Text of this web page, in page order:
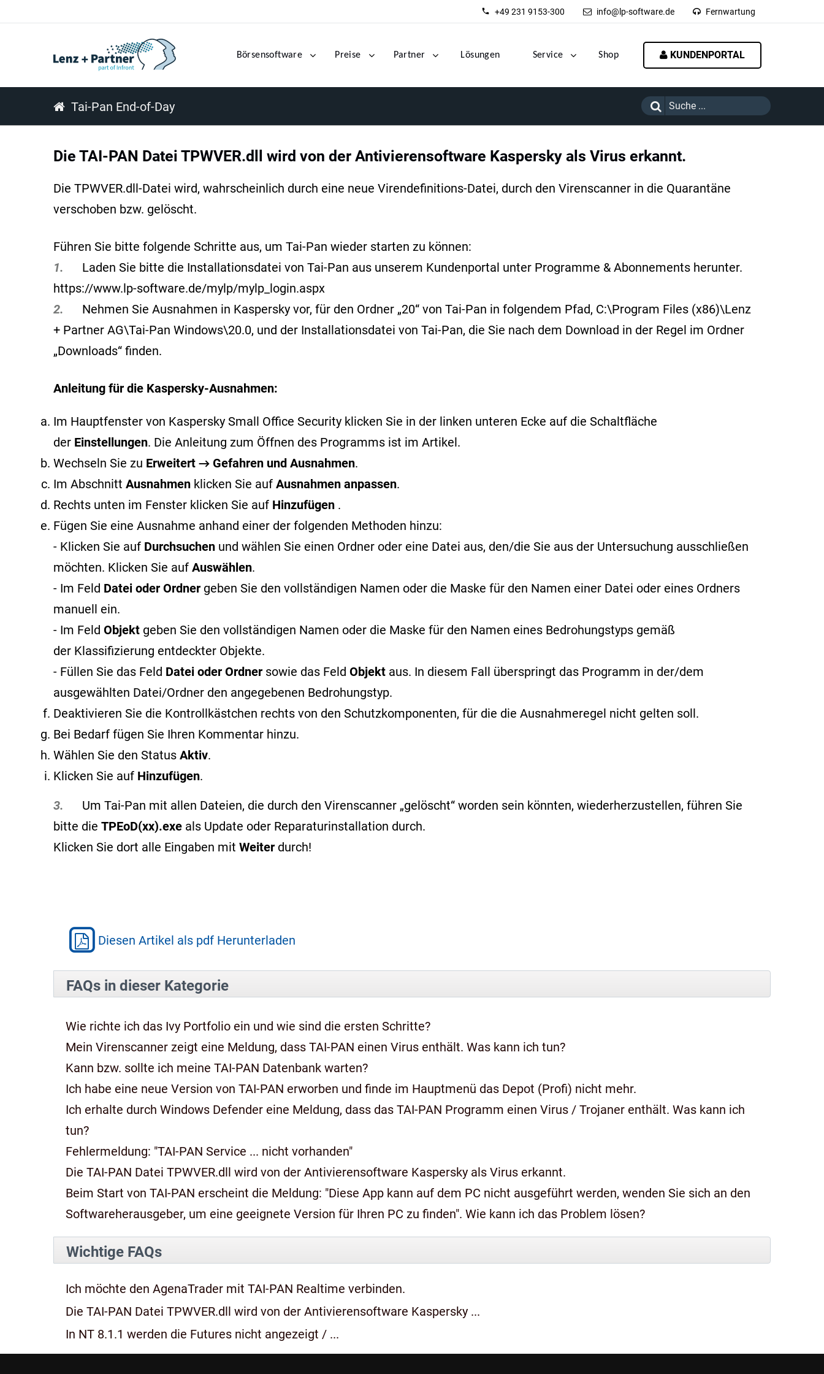
+49 231 9153-300 info@lp-software.de Fernwartung
Börsensoftware Preise Partner Lösungen Service Shop KUNDENPORTAL
Tai-Pan End-of-Day
Die TAI-PAN Datei TPWVER.dll wird von der Antivierensoftware Kaspersky als Virus erkannt.
Die TPWVER.dll-Datei wird, wahrscheinlich durch eine neue Virendefinitions-Datei, durch den Virenscanner in die Quarantäne
verschoben bzw. gelöscht.
Führen Sie bitte folgende Schritte aus, um Tai-Pan wieder starten zu können:
1.
Laden Sie bitte die Installationsdatei von Tai-Pan aus unserem Kundenportal unter Programme & Abonnements herunter.
https://www.lp-software.de/mylp/mylp_login.aspx
2.
Nehmen Sie Ausnahmen in Kaspersky vor, für den Ordner „20“ von Tai-Pan in folgendem Pfad, C:\Program Files (x86)\Lenz
+ Partner AG\Tai-Pan Windows\20.0, und der Installationsdatei von Tai-Pan, die Sie nach dem Download in der Regel im Ordner
„Downloads“ finden.
Anleitung für die Kaspersky-Ausnahmen:
Im Hauptfenster von Kaspersky Small Office Security klicken Sie in der linken unteren Ecke auf die Schaltfläche
der Einstellungen. Die Anleitung zum Öffnen des Programms ist im Artikel.
Wechseln Sie zu Erweitert → Gefahren und Ausnahmen.
Im Abschnitt Ausnahmen klicken Sie auf Ausnahmen anpassen.
Rechts unten im Fenster klicken Sie auf Hinzufügen .
Fügen Sie eine Ausnahme anhand einer der folgenden Methoden hinzu:
- Klicken Sie auf Durchsuchen und wählen Sie einen Ordner oder eine Datei aus, den/die Sie aus der Untersuchung ausschließen
möchten. Klicken Sie auf Auswählen.
- Im Feld Datei oder Ordner geben Sie den vollständigen Namen oder die Maske für den Namen einer Datei oder eines Ordners
manuell ein.
- Im Feld Objekt geben Sie den vollständigen Namen oder die Maske für den Namen eines Bedrohungstyps gemäß
der Klassifizierung entdeckter Objekte.
- Füllen Sie das Feld Datei oder Ordner sowie das Feld Objekt aus. In diesem Fall überspringt das Programm in der/dem
ausgewählten Datei/Ordner den angegebenen Bedrohungstyp.
Deaktivieren Sie die Kontrollkästchen rechts von den Schutzkomponenten, für die die Ausnahmeregel nicht gelten soll.
Bei Bedarf fügen Sie Ihren Kommentar hinzu.
Wählen Sie den Status Aktiv.
Klicken Sie auf Hinzufügen.
3. Um Tai-Pan mit allen Dateien, die durch den Virenscanner „gelöscht“ worden sein könnten, wiederherzustellen, führen Sie
bitte die TPEoD(xx).exe als Update oder Reparaturinstallation durch.
Klicken Sie dort alle Eingaben mit Weiter durch!
Diesen Artikel als pdf Herunterladen
FAQs in dieser Kategorie
Wie richte ich das Ivy Portfolio ein und wie sind die ersten Schritte?
Mein Virenscanner zeigt eine Meldung, dass TAI-PAN einen Virus enthält. Was kann ich tun?
Kann bzw. sollte ich meine TAI-PAN Datenbank warten?
Ich habe eine neue Version von TAI-PAN erworben und finde im Hauptmenü das Depot (Profi) nicht mehr.
Ich erhalte durch Windows Defender eine Meldung, dass das TAI-PAN Programm einen Virus / Trojaner enthält. Was kann ich
tun?
Fehlermeldung: "TAI-PAN Service ... nicht vorhanden"
Die TAI-PAN Datei TPWVER.dll wird von der Antivierensoftware Kaspersky als Virus erkannt.
Beim Start von TAI-PAN erscheint die Meldung: "Diese App kann auf dem PC nicht ausgeführt werden, wenden Sie sich an den
Softwareherausgeber, um eine geeignete Version für Ihren PC zu finden". Wie kann ich das Problem lösen?
Wichtige FAQs
Ich möchte den AgenaTrader mit TAI-PAN Realtime verbinden.
Die TAI-PAN Datei TPWVER.dll wird von der Antivierensoftware Kaspersky ...
In NT 8.1.1 werden die Futures nicht angezeigt / ...